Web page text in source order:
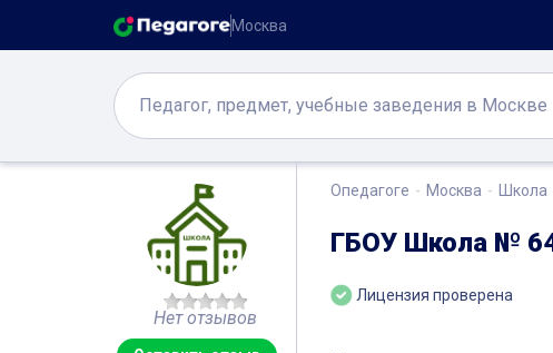
Москва
Нет отзывов
Опедагоге Москва Школа
ГБОУ Школа №
Лицензия проверена